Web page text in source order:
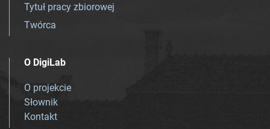
Tytuł pracy zbiorowej
Twórca
O DigiLab
O projekcie
Słownik
Kontakt